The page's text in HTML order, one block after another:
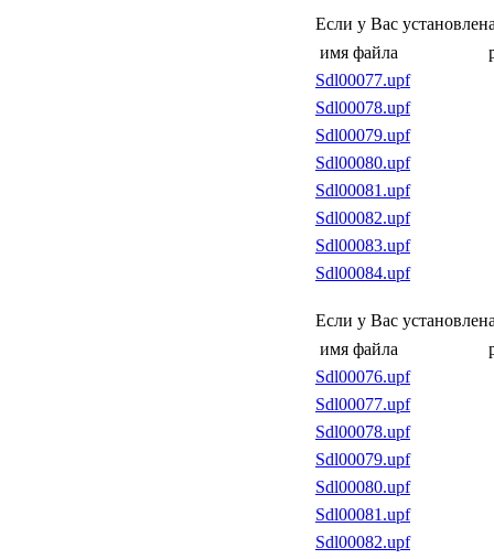
Если у Вас
имя файла
Sdl00077.upf
Sdl00078.upf
Sdl00079.upf
Sdl00080.upf
Sdl00081.upf
Sdl00082.upf
Sdl00083.upf
Sdl00084.upf
Если у Вас
имя файла
Sdl00076.upf
Sdl00077.upf
Sdl00078.upf
Sdl00079.upf
Sdl00080.upf
Sdl00081.upf
Sdl00082.upf